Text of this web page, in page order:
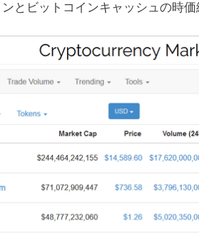
とビットコインキャッシュの時